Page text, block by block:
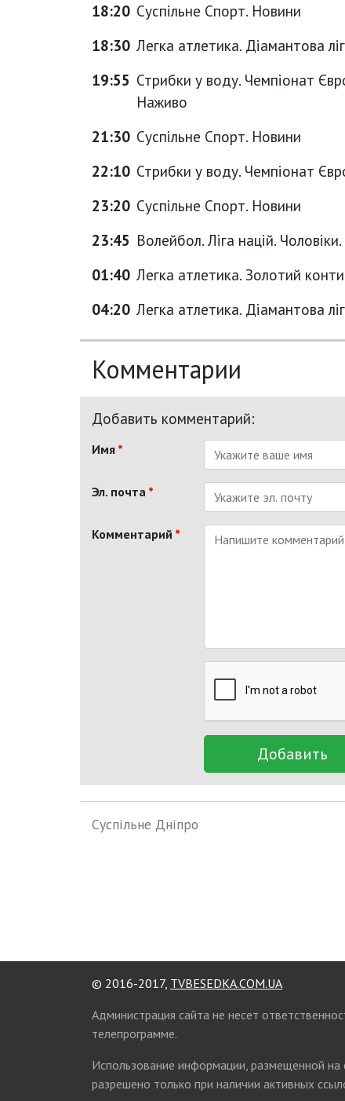
18:20 Суспільне Спорт. Новини
18:30 Легка атлетика. Діамантова
19:55 Стрибки у воду. Чемпіонат
Наживо
21:30 Суспільне Спорт. Новини
22:10 Стрибки у воду. Чемпіонат
23:20 Суспільне Спорт. Новини
23:45 Волейбол. Ліга націй.
01:40 Легка атлетика. Золотий
04:20 Легка атлетика. Діамантова
Комментарии
Добавить комментарий:
Имя *
Эл. почта *
Комментарий *
Добавить
Суспільне Дніпро
© 2016-2017, TVBESEDKA.COM.UA
Администрация сайта не несет
телепрограмме.
Использование информации, размещенной на
разрешено только при наличии активных